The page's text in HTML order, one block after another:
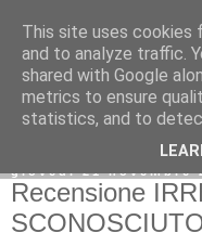
giovedì 21 novembre
Recensione
This site uses cookies
and to analyze traffic.
shared with Google
metrics to ensure
statistics, and to